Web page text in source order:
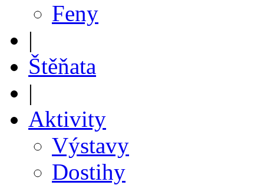
Feny
|
Štěňata
|
Aktivity
Výstavy
Dostihy